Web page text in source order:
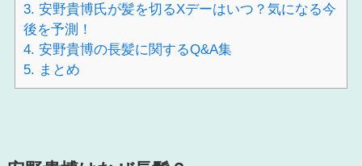
3. 安野貴博氏が髪を切るXデーはいつ？気になる今
後を予測！
4. 安野貴博の長髪に関するQ&A集
5. まとめ